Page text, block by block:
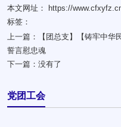
本文网址： https://
标签：
上一篇：
【团总支】【铸牢中
誓言慰忠魂
下一篇： 没有了
党团工会